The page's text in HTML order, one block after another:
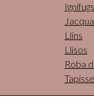
Ignífugs
Llins
Llisos
Roba